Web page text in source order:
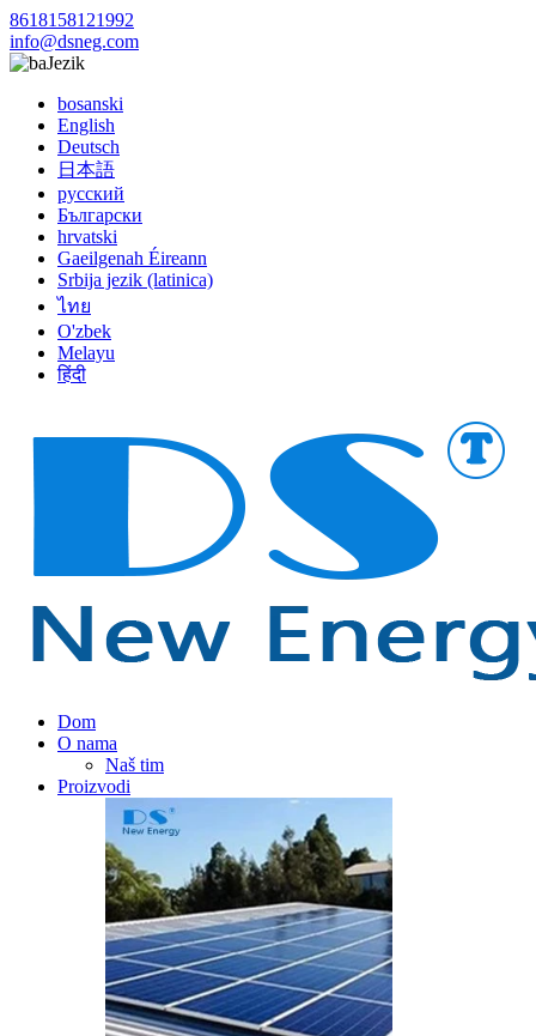
8618158121992
info@dsneg.com
Jezik
bosanski
English
Deutsch
日本語
русский
Български
hrvatski
Gaeilgenah Éireann
Srbija jezik (latinica)
ไทย
O'zbek
Melayu
हिंदी
Dom
O nama
Naš tim
Proizvodi